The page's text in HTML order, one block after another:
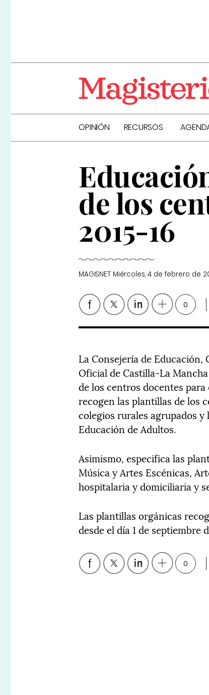
OPINIÓN RECURSOS
de los
2015-16
MAGISNET Miércoles, 4 de febrero de
0
La Consejería de
Oficial de Castilla-La
de los centros docentes para
recogen las plantillas de los
colegios rurales agrupados
Educación de Adultos.
Asimismo, especifica las
Música y Artes Escénicas,
hospitalaria y domiciliaria y
Las plantillas orgánicas
desde el día 1 de septiembre
0